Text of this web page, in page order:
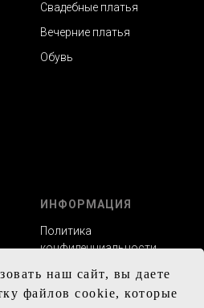
наш сайт, вы даете
файлов cookie, которые
Свадебные платья
Вечерние платья
Обувь
ИНФОРМАЦИЯ
Политика
конфиденциальности
Заказ и сроки
изготовления